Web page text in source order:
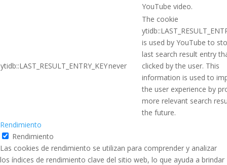
YouTube video.
ytidb::LAST_RESULT_ENTRY_KEYnever
The cookie
is used by YouTube to
last search result entry
clicked by the user. This
information is used to
the user experience by
more relevant search
the future.
Rendimiento
Rendimiento
Las cookies de rendimiento se utilizan para comprender y analizar
los índices de rendimiento clave del sitio web, lo que ayuda a brindar